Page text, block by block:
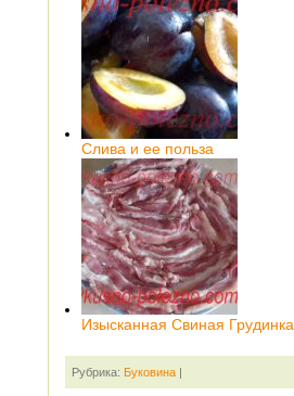
Слива и ее польза
Изысканная Свиная Грудинка
Рубрика: Буковина|